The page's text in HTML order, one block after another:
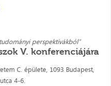
perspektívákból”
V. konferenciájára
C. épülete, 1093 Budapest,
4-6.